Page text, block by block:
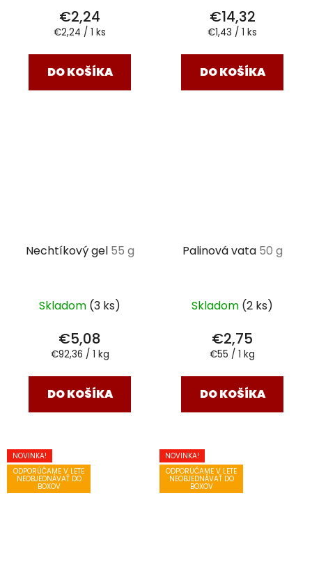
€2,24
Jednotková
€2,24 / 1 ks
DO KOŠÍKA
€14,32
Jednotková
€1,43 / 1 ks
DO KOŠÍKA
Nechtíkový gel 55 g
Skladom (3 ks)
€5,08
Jednotková
€92,36 / 1 kg
DO KOŠÍKA
Palinová vata 50 g
Skladom (2 ks)
€2,75
Jednotková
€55 / 1 kg
DO KOŠÍKA
NOVINKA!
ODPORÚČAME V LETE
NEOBJEDNÁVAŤ DO
BOXOV
NOVINKA!
ODPORÚČAME V LETE
NEOBJEDNÁVAŤ DO
BOXOV